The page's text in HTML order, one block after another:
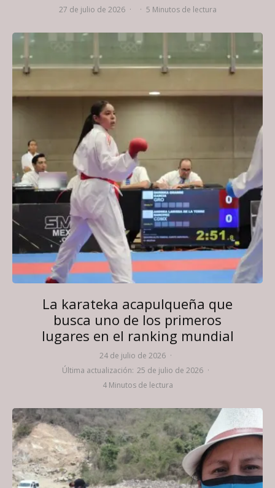
27 de julio de 2026 · · 5 Minutos de lectura
La karateka acapulqueña que
busca uno de los primeros
lugares en el ranking mundial
24 de julio de 2026 ·
Última actualización: 25 de julio de 2026 ·
4 Minutos de lectura